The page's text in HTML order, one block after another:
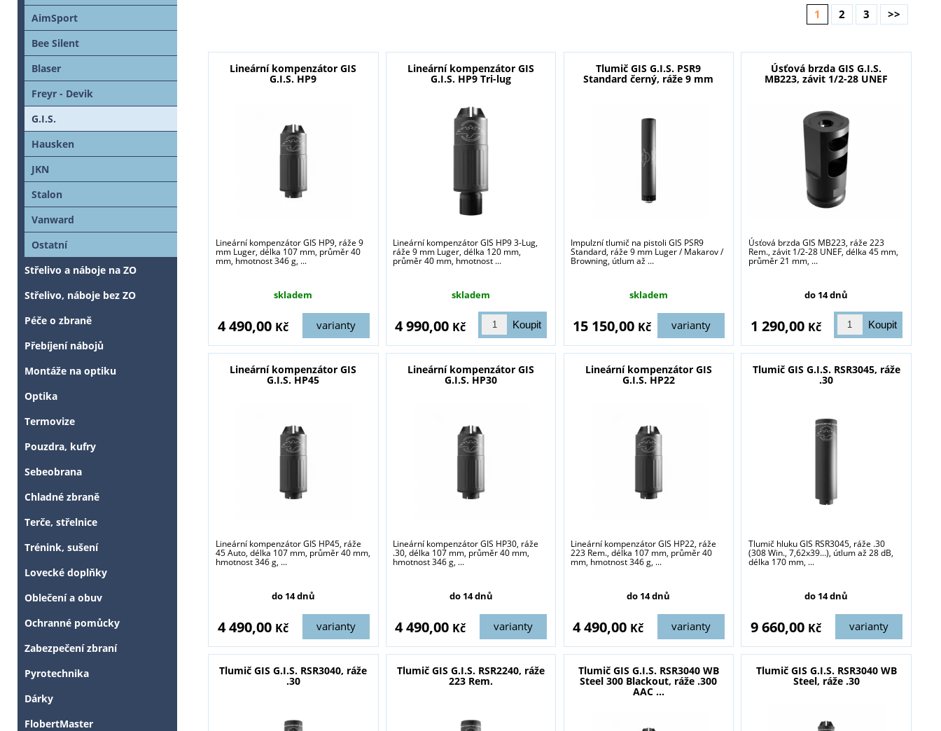
1 2 3 >>
Lineární kompenzátor GIS
G.I.S. HP9
Lineární kompenzátor GIS HP9, ráže 9
mm Luger, délka 107 mm, průměr 40
mm, hmotnost 346 g, ...
skladem
varianty
4 490,00 Kč
Lineární kompenzátor GIS
G.I.S. HP9 Tri-lug
Lineární kompenzátor GIS HP9 3-Lug,
ráže 9 mm Luger, délka 120 mm,
průměr 40 mm, hmotnost ...
skladem
4 990,00 Kč
Tlumič GIS G.I.S. PSR9
Standard černý, ráže 9 mm
Impulzní tlumič na pistoli GIS PSR9
Standard, ráže 9 mm Luger / Makarov /
Browning, útlum až ...
skladem
varianty
15 150,00 Kč
Úsťová brzda GIS G.I.S.
MB223, závit 1/2-28 UNEF
Úsťová brzda GIS MB223, ráže 223
Rem., závit 1/2-28 UNEF, délka 45 mm,
průměr 21 mm, ...
do 14 dnů
1 290,00 Kč
Lineární kompenzátor GIS
G.I.S. HP45
Lineární kompenzátor GIS HP45, ráže
45 Auto, délka 107 mm, průměr 40 mm,
hmotnost 346 g, ...
do 14 dnů
varianty
4 490,00 Kč
Lineární kompenzátor GIS
G.I.S. HP30
Lineární kompenzátor GIS HP30, ráže
.30, délka 107 mm, průměr 40 mm,
hmotnost 346 g, ...
do 14 dnů
varianty
4 490,00 Kč
Lineární kompenzátor GIS
G.I.S. HP22
Lineární kompenzátor GIS HP22, ráže
223 Rem., délka 107 mm, průměr 40
mm, hmotnost 346 g, ...
do 14 dnů
varianty
4 490,00 Kč
Tlumič GIS G.I.S. RSR3045, ráže
.30
Tlumič hluku GIS RSR3045, ráže .30
(308 Win., 7,62x39...), útlum až 28 dB,
délka 170 mm, ...
do 14 dnů
varianty
9 660,00 Kč
Tlumič GIS G.I.S. RSR3040, ráže
.30
Tlumič GIS G.I.S. RSR2240, ráže
223 Rem.
Tlumič GIS G.I.S. RSR3040 WB
Steel 300 Blackout, ráže .300
AAC ...
Tlumič GIS G.I.S. RSR3040 WB
Steel, ráže .30
AimSport
Bee Silent
Blaser
Freyr - Devik
G.I.S.
Hausken
JKN
Stalon
Vanward
Ostatní
Střelivo a náboje na ZO
Střelivo, náboje bez ZO
Péče o zbraně
Přebíjení nábojů
Montáže na optiku
Optika
Termovize
Pouzdra, kufry
Sebeobrana
Chladné zbraně
Terče, střelnice
Trénink, sušení
Lovecké doplňky
Oblečení a obuv
Ochranné pomůcky
Zabezpečení zbraní
Pyrotechnika
Dárky
FlobertMaster